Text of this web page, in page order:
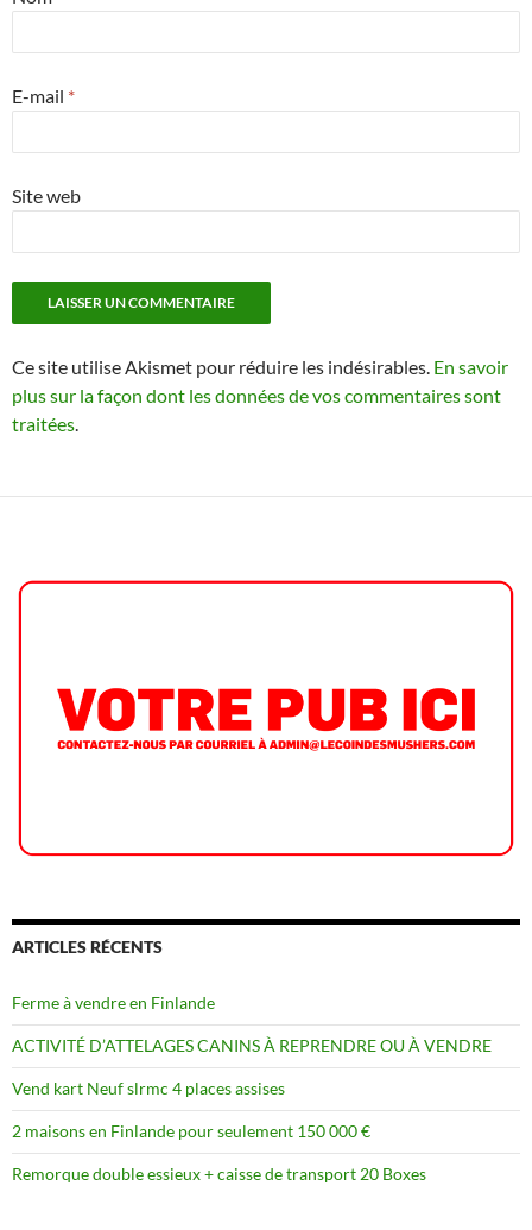
E-mail *
Site web
Ce site utilise Akismet pour réduire les indésirables. En savoir
plus sur la façon dont les données de vos commentaires sont
traitées.
ARTICLES RÉCENTS
Ferme à vendre en Finlande
ACTIVITÉ D’ATTELAGES CANINS À REPRENDRE OU À VENDRE
Vend kart Neuf slrmc 4 places assises
2 maisons en Finlande pour seulement 150 000 €
Remorque double essieux + caisse de transport 20 Boxes